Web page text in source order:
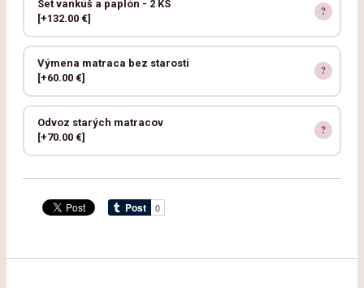
Set vankúš a paplón - 2 KS
[+132.00 €]
Výmena matraca bez starosti
[+60.00 €]
Odvoz starých matracov
[+70.00 €]